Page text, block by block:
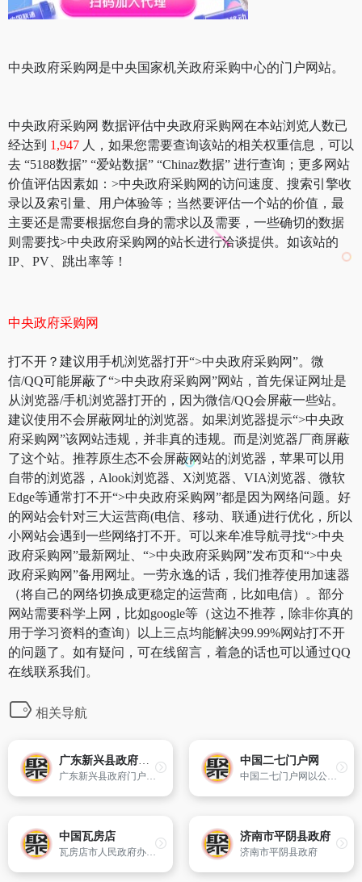
中央政府采购网是中央国家机关政府采购中心的门户网站。
中央政府采购网 数据评估中央政府采购网在本站浏览人数已
经达到 1,947 人，如果您需要查询该站的相关权重信息，可以
去 “5188数据” “爱站数据” “Chinaz数据” 进行查询；更多网站
价值评估因素如：>中央政府采购网的访问速度、搜索引擎收
录以及索引量、用户体验等；当然要评估一个站的价值，最
主要还是需要根据您自身的需求以及需要，一些确切的数据
则需要找>中央政府采购网的站长进行洽谈提供。如该站的
IP、PV、跳出率等！
中央政府采购网
打不开？建议用手机浏览器打开“>中央政府采购网”。微
信/QQ可能屏蔽了“>中央政府采购网”网站，首先保证网址是
从浏览器/手机浏览器打开的，因为微信/QQ会屏蔽一些站。
建议使用不会屏蔽网址的浏览器。如果浏览器提示“>中央政
府采购网”该网站违规，并非真的违规。而是浏览器厂商屏蔽
了这个站。推荐原生态不会屏蔽网站的浏览器，苹果可以用
自带的浏览器，Alook浏览器、X浏览器、VIA浏览器、微软
Edge等通常打不开“>中央政府采购网”都是因为网络问题。好
的网站会针对三大运营商(电信、移动、联通)进行优化，所以
小网站会遇到一些网络打不开。可以来牟准导航寻找“>中央
政府采购网”最新网址、“>中央政府采购网”发布页和“>中央
政府采购网”备用网址。一劳永逸的话，我们推荐使用加速器
（将自己的网络切换成更稳定的运营商，比如电信）。部分
网站需要科学上网，比如google等（这边不推荐，除非你真的
用于学习资料的查询）以上三点均能解决99.99%网站打不开
的问题了。如有疑问，可在线留言，着急的话也可以通过QQ
在线联系我们。
相关导航
广东新兴县政府门户网站
广东新兴县政府门户网站是新兴县各级机构履行职能、为民服务的重要窗口。网站坚持正确的舆论导向,按照“推进政务公开,加强网上办事,增进互动交流”的三大功能定位,及时公布国家和全省重大决策、法律法规和规范性文件,逐步整合全县各类信息资源,积极开展网上公共服务,增进政府与公众的沟通交流,接受公众监
中国二七门户网
中国二七门户网以公众为中心,整合资源,突出政府服务社会的功能,面向社会公开政务信息,全方位提供郑州市二七区的经济、商务动态及综合服务。
中国瓦房店
瓦房店市人民政府办公室主办
济南市平阴县政府
济南市平阴县政府